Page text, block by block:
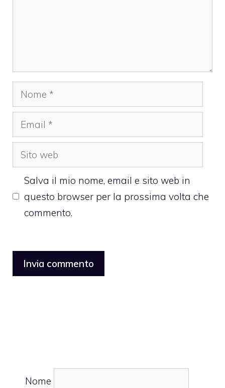
Nome
Email
Sito
web
Salva il mio nome, email e sito web in
questo browser per la prossima volta che
commento.
Nome